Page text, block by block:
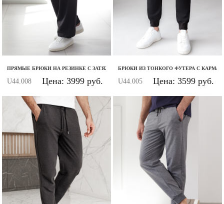
ПРЯМЫЕ БРЮКИ НА РЕЗИНКЕ С ЗАТЯЖКОЙ ПО НИЗУ ИЗ ФУТЕРА ДВУХНИТКИ С
U44.008 Цена: 3999 руб.
БРЮКИ ИЗ ТОНКОГО ФУТЕРА С
U44.005 Цена: 3599 руб.